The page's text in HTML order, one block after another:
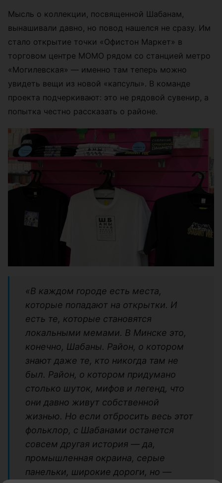
Мысль о коллекции, посвященной Шабанам,
вынашивали давно, но повод нашелся не сразу. Им
стало открытие точки «Офистон Маркет» в
торговом центре МОМО рядом со станцией метро
«Могилевская» — именно там теперь можно
увидеть вещи из новой «капсулы». В команде
проекта подчеркивают: это не рядовой сувенир, а
попытка честно рассказать о районе.
«В каждом городе есть места,
которые попадают на открытки. И
есть те, которые становятся
локальными мемами. В Минске это,
конечно, Шабаны. Район, о котором
знают даже те, кто никогда там не
был. Район, о котором придумано
столько шуток, мифов и легенд, что
они давно живут собственной
жизнью. Но если отбросить весь этот
фольклор, с Шабанами останется
совсем другая история — да,
промышленная окраина, серые
панельки, широкие дороги, но —